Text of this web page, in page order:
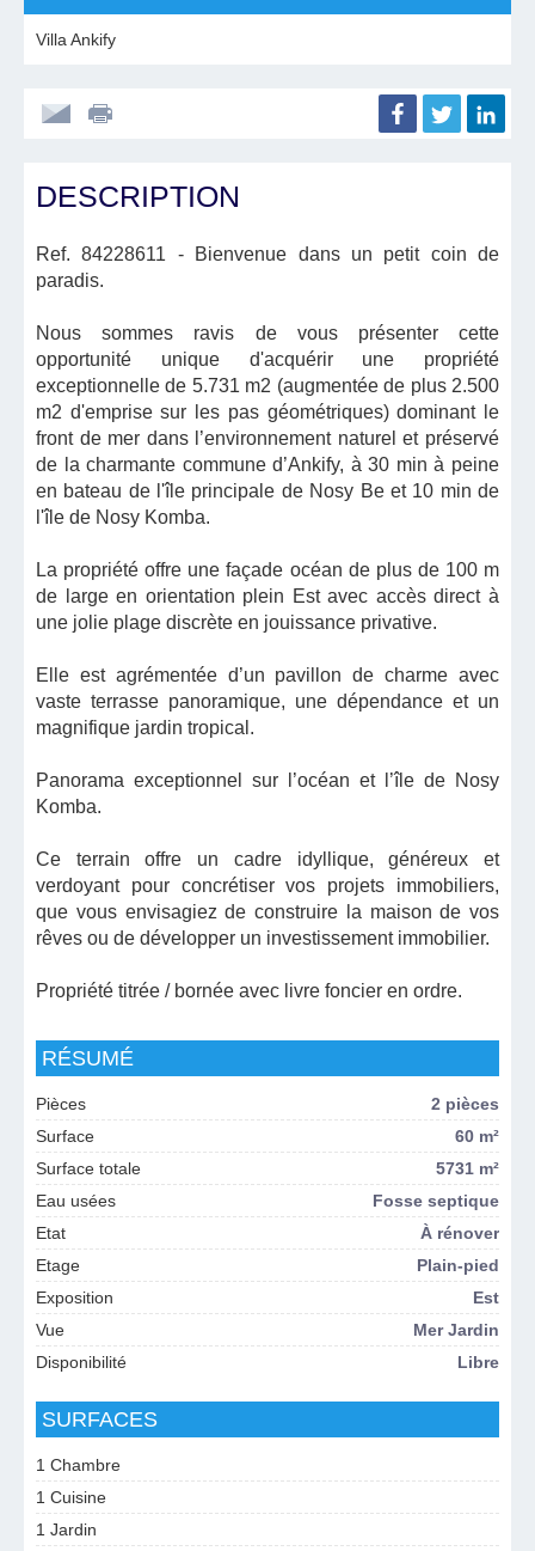
Villa Ankify
DESCRIPTION
Ref. 84228611 - Bienvenue dans un petit coin de
paradis.
Nous sommes ravis de vous présenter cette
opportunité unique d'acquérir une propriété
exceptionnelle de 5.731 m2 (augmentée de plus 2.500
m2 d'emprise sur les pas géométriques) dominant le
front de mer dans l’environnement naturel et préservé
de la charmante commune d’Ankify, à 30 min à peine
en bateau de l'île principale de Nosy Be et 10 min de
l'île de Nosy Komba.
La propriété offre une façade océan de plus de 100 m
de large en orientation plein Est avec accès direct à
une jolie plage discrète en jouissance privative.
Elle est agrémentée d’un pavillon de charme avec
vaste terrasse panoramique, une dépendance et un
magnifique jardin tropical.
Panorama exceptionnel sur l’océan et l’île de Nosy
Komba.
Ce terrain offre un cadre idyllique, généreux et
verdoyant pour concrétiser vos projets immobiliers,
que vous envisagiez de construire la maison de vos
rêves ou de développer un investissement immobilier.
Propriété titrée / bornée avec livre foncier en ordre.
RÉSUMÉ
Pièces
2 pièces
Surface
60 m²
Surface totale
5731 m²
Eau usées
Fosse septique
Etat
À rénover
Etage
Plain-pied
Exposition
Est
Vue
Mer Jardin
Disponibilité
Libre
SURFACES
1 Chambre
1 Cuisine
1 Jardin